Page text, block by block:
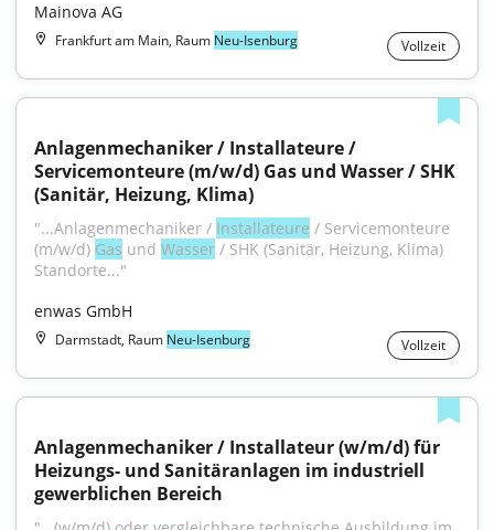
Mainova AG
Frankfurt am Main, Raum Neu-Isenburg Vollzeit
Anlagenmechaniker / Installateure /
Servicemonteure (m/w/d) Gas und Wasser / SHK
(Sanitär, Heizung, Klima)
"...Anlagenmechaniker / Installateure / Servicemonteure
(m/w/d) Gas und Wasser / SHK (Sanitär, Heizung, Klima)
Standorte..."
enwas GmbH
Darmstadt, Raum Neu-Isenburg Vollzeit
Anlagenmechaniker / Installateur (w/m/d) für
Heizungs- und Sanitäranlagen im industriell
gewerblichen Bereich